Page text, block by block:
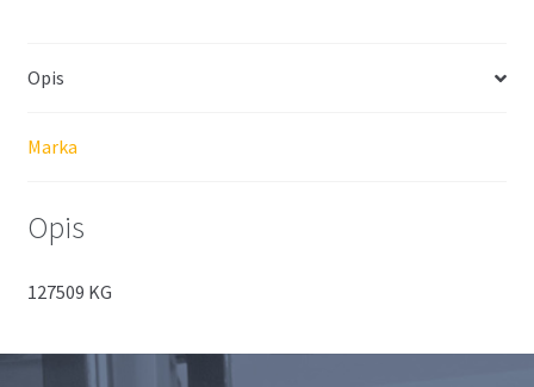
Opis
Marka
Opis
127509 KG